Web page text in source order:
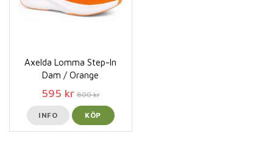
Axelda Lomma Step-In
Dam / Orange
595 kr 800 kr
INFO KÖP